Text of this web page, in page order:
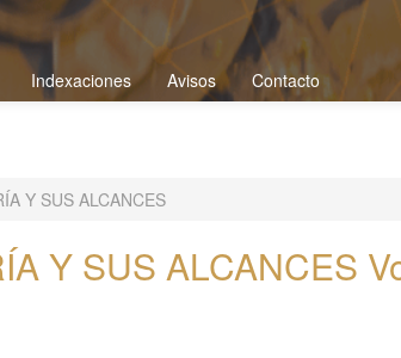
Indexaciones Avisos Contacto
Y SUS ALCANCES
Y SUS ALCANCES